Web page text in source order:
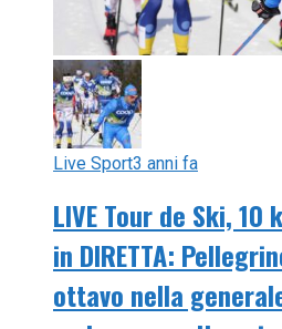
Live Sport3 anni fa
LIVE Tour de Ski,
in DIRETTA:
ottavo nella